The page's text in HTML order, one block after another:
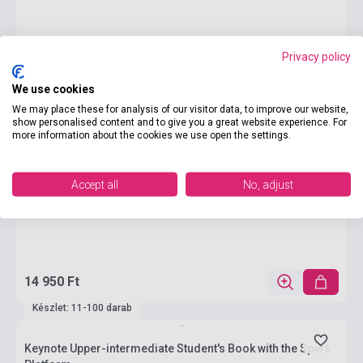
14 950 Ft
Készlet: 11-100 darab
Keynote Upper-intermediate Student's Book with the Spark
Privacy policy
We use cookies
We may place these for analysis of our visitor data, to improve our website,
show personalised content and to give you a great website experience. For
more information about the cookies we use open the settings.
Accept all No, adjust